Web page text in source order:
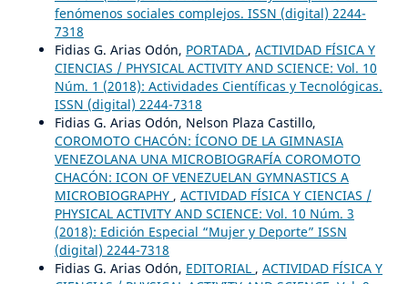
fenómenos sociales complejos. ISSN (digital) 2244-
7318
Fidias G. Arias Odón, PORTADA , ACTIVIDAD FÍSICA Y
CIENCIAS / PHYSICAL ACTIVITY AND SCIENCE: Vol. 10
Núm. 1 (2018): Actividades Científicas y Tecnológicas.
ISSN (digital) 2244-7318
Fidias G. Arias Odón, Nelson Plaza Castillo,
COROMOTO CHACÓN: ÍCONO DE LA GIMNASIA
VENEZOLANA UNA MICROBIOGRAFÍA COROMOTO
CHACÓN: ICON OF VENEZUELAN GYMNASTICS A
MICROBIOGRAPHY , ACTIVIDAD FÍSICA Y CIENCIAS /
PHYSICAL ACTIVITY AND SCIENCE: Vol. 10 Núm. 3
(2018): Edición Especial “Mujer y Deporte” ISSN
(digital) 2244-7318
Fidias G. Arias Odón, EDITORIAL , ACTIVIDAD FÍSICA Y